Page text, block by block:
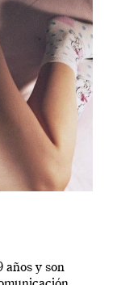
años y son